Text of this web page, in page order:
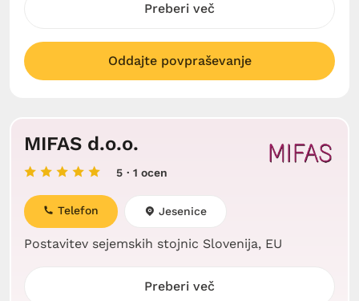
Preberi več
Oddajte povpraševanje
MIFAS d.o.o.
5 · 1 ocen
Postavitev sejemskih stojnic Slovenija, EU
Telefon Jesenice
Preberi več